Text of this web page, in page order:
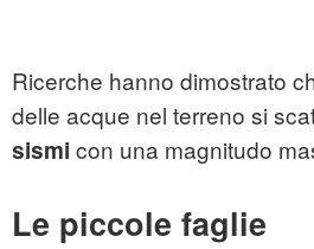
Ricerche hanno dimostrato
delle acque nel terreno si
sismi con una magnitudo
Le piccole faglie